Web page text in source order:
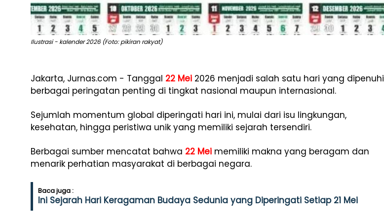
Ilustrasi - kalender 2026 (Foto: pikiran rakyat)
Jakarta, Jurnas.com - Tanggal 22 Mei 2026 menjadi salah satu hari yang dipenuhi
berbagai peringatan penting di tingkat nasional maupun internasional.
Sejumlah momentum global diperingati hari ini, mulai dari isu lingkungan,
kesehatan, hingga peristiwa unik yang memiliki sejarah tersendiri.
Berbagai sumber mencatat bahwa 22 Mei memiliki makna yang beragam dan
menarik perhatian masyarakat di berbagai negara.
Baca juga :
Ini Sejarah Hari Keragaman Budaya Sedunia yang Diperingati Setiap 21 Mei